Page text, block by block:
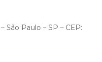
São Paulo – SP – CEP: